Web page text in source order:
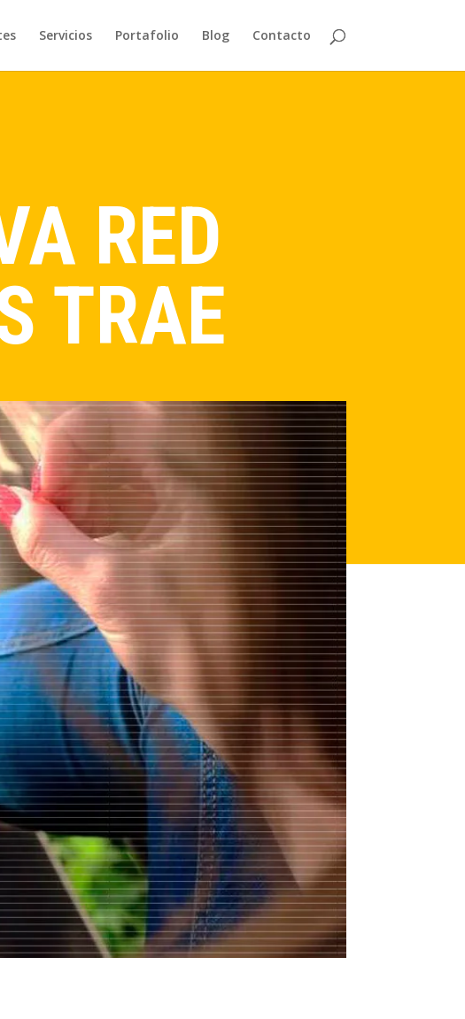
Servicios Portafolio Blog Contacto
RED
TRAE